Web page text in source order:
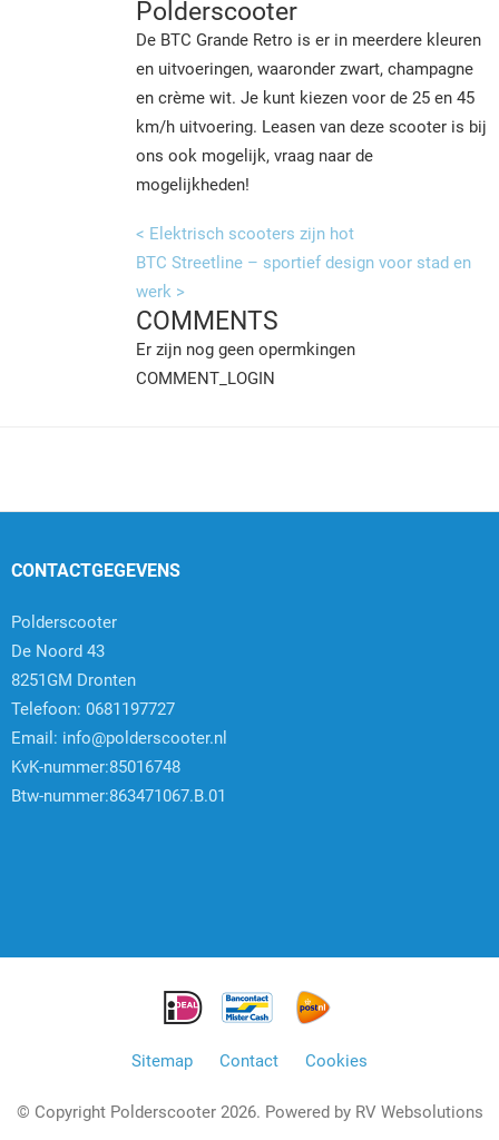
Polderscooter
De BTC Grande Retro is er in meerdere kleuren
en uitvoeringen, waaronder zwart, champagne
en crème wit. Je kunt kiezen voor de 25 en 45
km/h uitvoering. Leasen van deze scooter is bij
ons ook mogelijk, vraag naar de
mogelijkheden!
< Elektrisch scooters zijn hot
BTC Streetline – sportief design voor stad en
werk >
COMMENTS
Er zijn nog geen opermkingen
COMMENT_LOGIN
CONTACTGEGEVENS
Polderscooter
De Noord 43
8251GM Dronten
Telefoon: 0681197727
Email: info@polderscooter.nl
KvK-nummer:85016748
Btw-nummer:863471067.B.01
Sitemap Contact Cookies
© Copyright Polderscooter 2026. Powered by RV Websolutions